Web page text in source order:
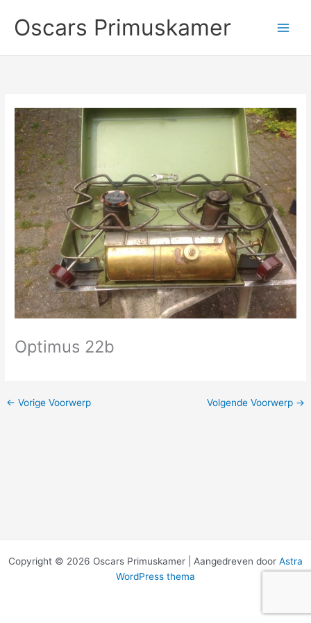
naar
inhoud
Oscars Primuskamer
Optimus 22b
← Vorige Voorwerp Volgende Voorwerp →
Copyright © 2026 Oscars Primuskamer | Aangedreven door Astra
WordPress thema